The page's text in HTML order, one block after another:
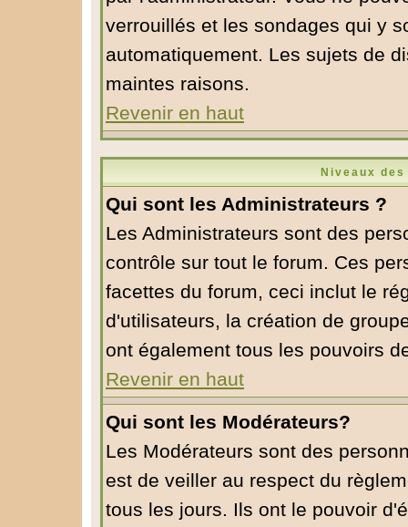
verrouillés et les sondages qui y
automatiquement. Les sujets de
maintes raisons.
Revenir en haut
Niveaux
Qui sont les Administrateurs ?
Les Administrateurs sont des
contrôle sur tout le forum. Ces
facettes du forum, ceci inclut le
d'utilisateurs, la création de
ont également tous les pouvoirs
Revenir en haut
Qui sont les Modérateurs?
Les Modérateurs sont des
est de veiller au respect du
tous les jours. Ils ont le pouvoir